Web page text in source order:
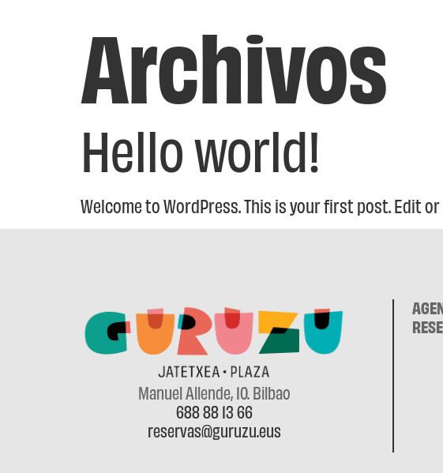
Archivos
Hello world!
Welcome to WordPress. This is your first post. Edit
Manuel Allende, 10. Bilbao
688 88 13 66
reservas@guruzu.eus